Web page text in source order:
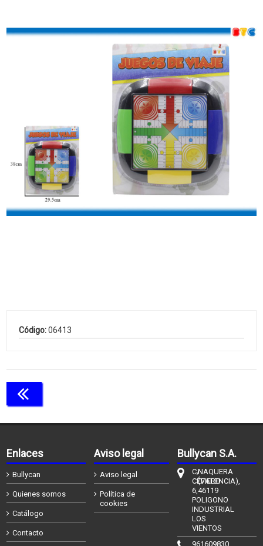
Código:06413
Enlaces
Bullycan
Quienes somos
Catálogo
Contacto
Aviso legal
Aviso legal
Política de
cookies
Bullycan S.A.
C/
CÉFIERO
6,
POLIGONO
INDUSTRIAL
LOS
VIENTOS
NAQUERA
(VALENCIA),
46119
961609830